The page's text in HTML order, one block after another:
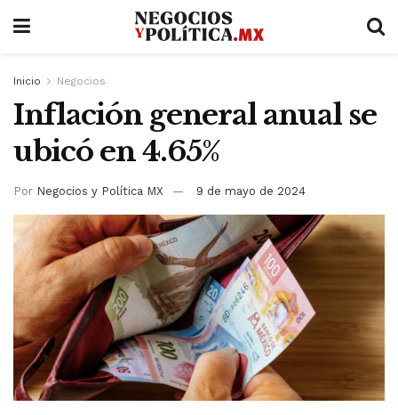
Inicio Negocios
Inflación general anual se
ubicó en 4.65%
Por Negocios y Política MX 9 de mayo de 2024